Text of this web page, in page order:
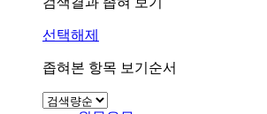
선택해제
좁혀본 항목 보기순서